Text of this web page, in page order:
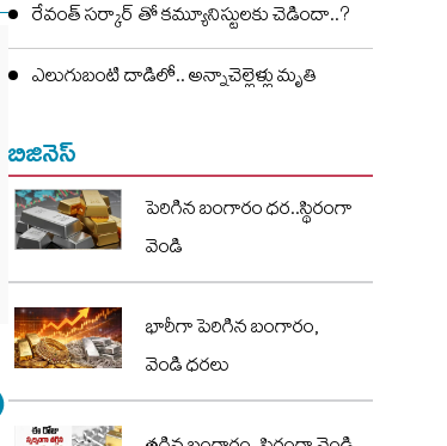
రేవంత్ సర్కార్ తో కమ్యూనిస్టులకు చెడిందా..?
ఎలుగుబంటి దాడిలో.. అన్నాచెల్లెళ్లు మృతి
బిజినెస్
పెరిగిన బంగారం ధర..స్థిరంగా
వెండి
భారీగా పెరిగిన బంగారం,
వెండి ధరలు